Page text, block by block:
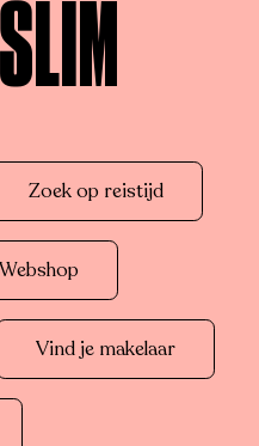
Zoek op reistijd
Webshop
Vind je makelaar